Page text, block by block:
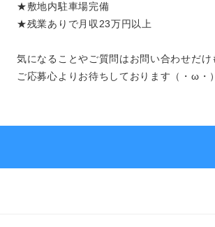
お問い合わせ
★敷地内駐車場完備
★残業ありで月収23万円以上
気になることやご質問はお問い合わせだ
ご応募心よりお待ちしております（・ω・